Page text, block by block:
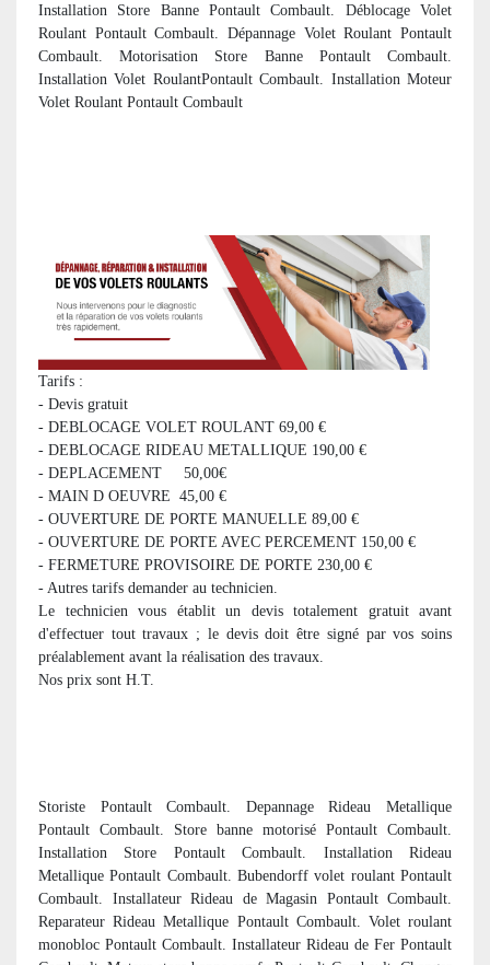
Installation Store Banne Pontault Combault. Déblocage Volet
Roulant Pontault Combault. Dépannage Volet Roulant Pontault
Combault. Motorisation Store Banne Pontault Combault.
Installation Volet RoulantPontault Combault. Installation Moteur
Volet Roulant Pontault Combault
Tarifs :
- Devis gratuit
- DEBLOCAGE VOLET ROULANT 69,00 €
- DEBLOCAGE RIDEAU METALLIQUE 190,00 €
- DEPLACEMENT 50,00€
- MAIN D OEUVRE 45,00 €
- OUVERTURE DE PORTE MANUELLE 89,00 €
- OUVERTURE DE PORTE AVEC PERCEMENT 150,00 €
- FERMETURE PROVISOIRE DE PORTE 230,00 €
- Autres tarifs demander au technicien.
Le technicien vous établit un devis totalement gratuit avant
d'effectuer tout travaux ; le devis doit être signé par vos soins
préalablement avant la réalisation des travaux.
Nos prix sont H.T.
Storiste Pontault Combault. Depannage Rideau Metallique
Pontault Combault. Store banne motorisé Pontault Combault.
Installation Store Pontault Combault. Installation Rideau
Metallique Pontault Combault. Bubendorff volet roulant Pontault
Combault. Installateur Rideau de Magasin Pontault Combault.
Reparateur Rideau Metallique Pontault Combault. Volet roulant
monobloc Pontault Combault. Installateur Rideau de Fer Pontault